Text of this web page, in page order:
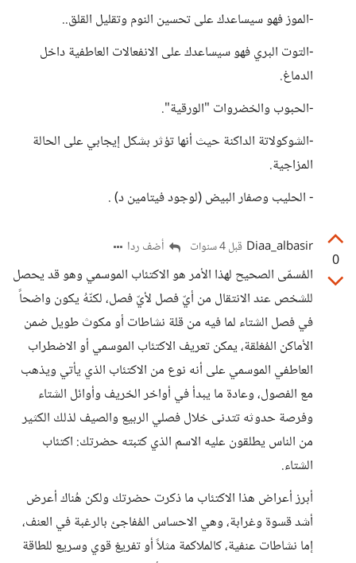
-الموز فهو سيساعدك على تحسين النوم وتقليل القلق..
-التوت البري فهو سيساعدك على الانفعالات العاطفية داخل
الدماغ.
-الحبوب والخضروات "الورقية".
-الشوكولاتة الداكنة حيث أنها تؤثر بشكل إيجابي على الحالة
المزاجية.
- الحليب وصفار البيض (لوجود فيتامين د) .
0
Diaa_albasir قبل 4 سنوات أضف ردا
المُسمّى الصحيح لهذا الأمر هو الاكتئاب الموسمي وهو قد يحصل
للشخص عند الانتقال من أيّ فصل لأيّ فصل، لكنّهُ يكون واضحاً
في فصل الشتاء لما فيه من قلة نشاطات أو مكوث طويل ضمن
الأماكن المُغلقة، يمكن تعريف الاكتئاب الموسمي أو الاضطراب
العاطفي الموسمي على أنه نوع من الاكتئاب الذي يأتي ويذهب
مع الفصول، وعادة ما يبدأ في أواخر الخريف وأوائل الشتاء
وفرصة حدوثه تتدنى خلال فصلي الربيع والصيف لذلك الكثير
من الناس يطلقون عليه الاسم الذي كتبته حضرتك: اكتئاب
الشتاء.
أبرز أعراض هذا الاكتئاب ما ذكرت حضرتك ولكن هُناك أعرض
أشد قسوة وغرابة، وهي الاحساس المُفاجئ بالرغبة في العنف،
إما نشاطات عنفية، كالملاكمة مثلاً أو تفريغ قوي وسريع للطاقة